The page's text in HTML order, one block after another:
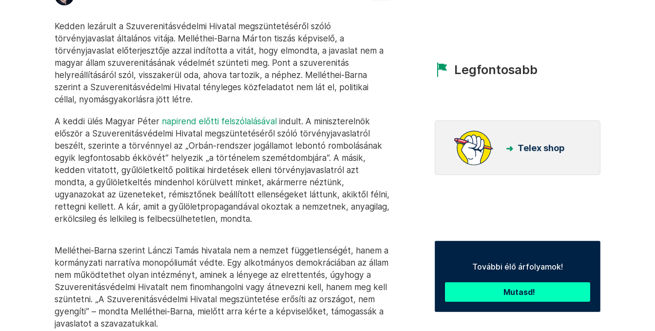
Kedden lezárult a Szuverenitásvédelmi Hivatal megszüntetéséről szóló
törvényjavaslat általános vitája. Melléthei-Barna Márton tiszás képviselő, a
törvényjavaslat előterjesztője azzal indította a vitát, hogy elmondta, a javaslat nem a
magyar állam szuverenitásának védelmét szünteti meg. Pont a szuverenitás
helyreállításáról szól, visszakerül oda, ahova tartozik, a néphez. Melléthei-Barna
szerint a Szuverenitásvédelmi Hivatal tényleges közfeladatot nem lát el, politikai
céllal, nyomásgyakorlásra jött létre.
A keddi ülés Magyar Péter napirend előtti felszólalásával indult. A miniszterelnök
először a Szuverenitásvédelmi Hivatal megszüntetéséről szóló törvényjavaslatról
beszélt, szerinte a törvénnyel az „Orbán-rendszer jogállamot lebontó rombolásának
egyik legfontosabb ékkövét” helyezik „a történelem szemétdombjára”. A másik,
kedden vitatott, gyűlöletkeltő politikai hirdetések elleni törvényjavaslatról azt
mondta, a gyűlöletkeltés mindenhol körülvett minket, akármerre néztünk,
ugyanazokat az üzeneteket, rémisztőnek beállított ellenségeket láttunk, akiktől félni,
rettegni kellett. A kár, amit a gyűlöletpropagandával okoztak a nemzetnek, anyagilag,
erkölcsileg és lelkileg is felbecsülhetetlen, mondta.
Melléthei-Barna szerint Lánczi Tamás hivatala nem a nemzet függetlenségét, hanem a
kormányzati narratíva monopóliumát védte. Egy alkotmányos demokráciában az állam
nem működtethet olyan intézményt, aminek a lényege az elrettentés, úgyhogy a
Szuverenitásvédelmi Hivatalt nem finomhangolni vagy átnevezni kell, hanem meg kell
szüntetni. „A Szuverenitásvédelmi Hivatal megszüntetése erősíti az országot, nem
gyengíti” – mondta Melléthei-Barna, mielőtt arra kérte a képviselőket, támogassák a
javaslatot a szavazatukkal.
Legfontosabb
Telex shop
További élő árfolyamok!
Mutasd!